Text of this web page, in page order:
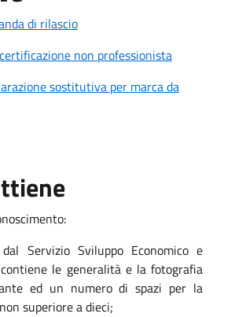
di rilascio
non professionista
sostitutiva per marca da
Servizio Sviluppo Economico e
le generalità e la fotografia
ed un numero di spazi per la
superiore a dieci;